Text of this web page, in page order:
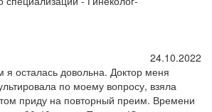
24.10.2022
осталась довольна. Доктор меня
по моему вопросу, взяла
приду на повторный преим. Времени